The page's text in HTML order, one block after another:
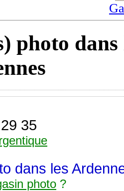
photo
35
dans les
photo ?